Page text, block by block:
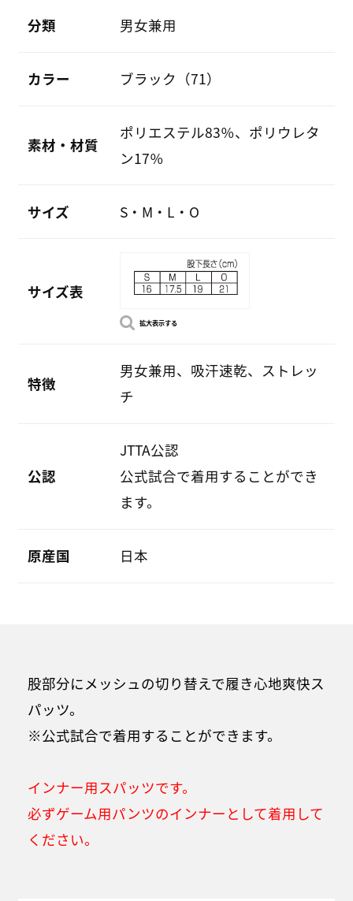
分類 男女兼用
カラー ブラック（71）
素材・材質
ポリエステル83％、ポリウレタ
ン17％
サイズ S・M・L・O
サイズ表
拡大表示する
特徴
男女兼用、吸汗速乾、ストレッ
チ
公認
JTTA公認
公式試合で着用することができ
ます。
原産国 日本
股部分にメッシュの切り替えで履き心地爽快ス
パッツ。
※公式試合で着用することができます。
インナー用スパッツです。
必ずゲーム用パンツのインナーとして着用して
ください。